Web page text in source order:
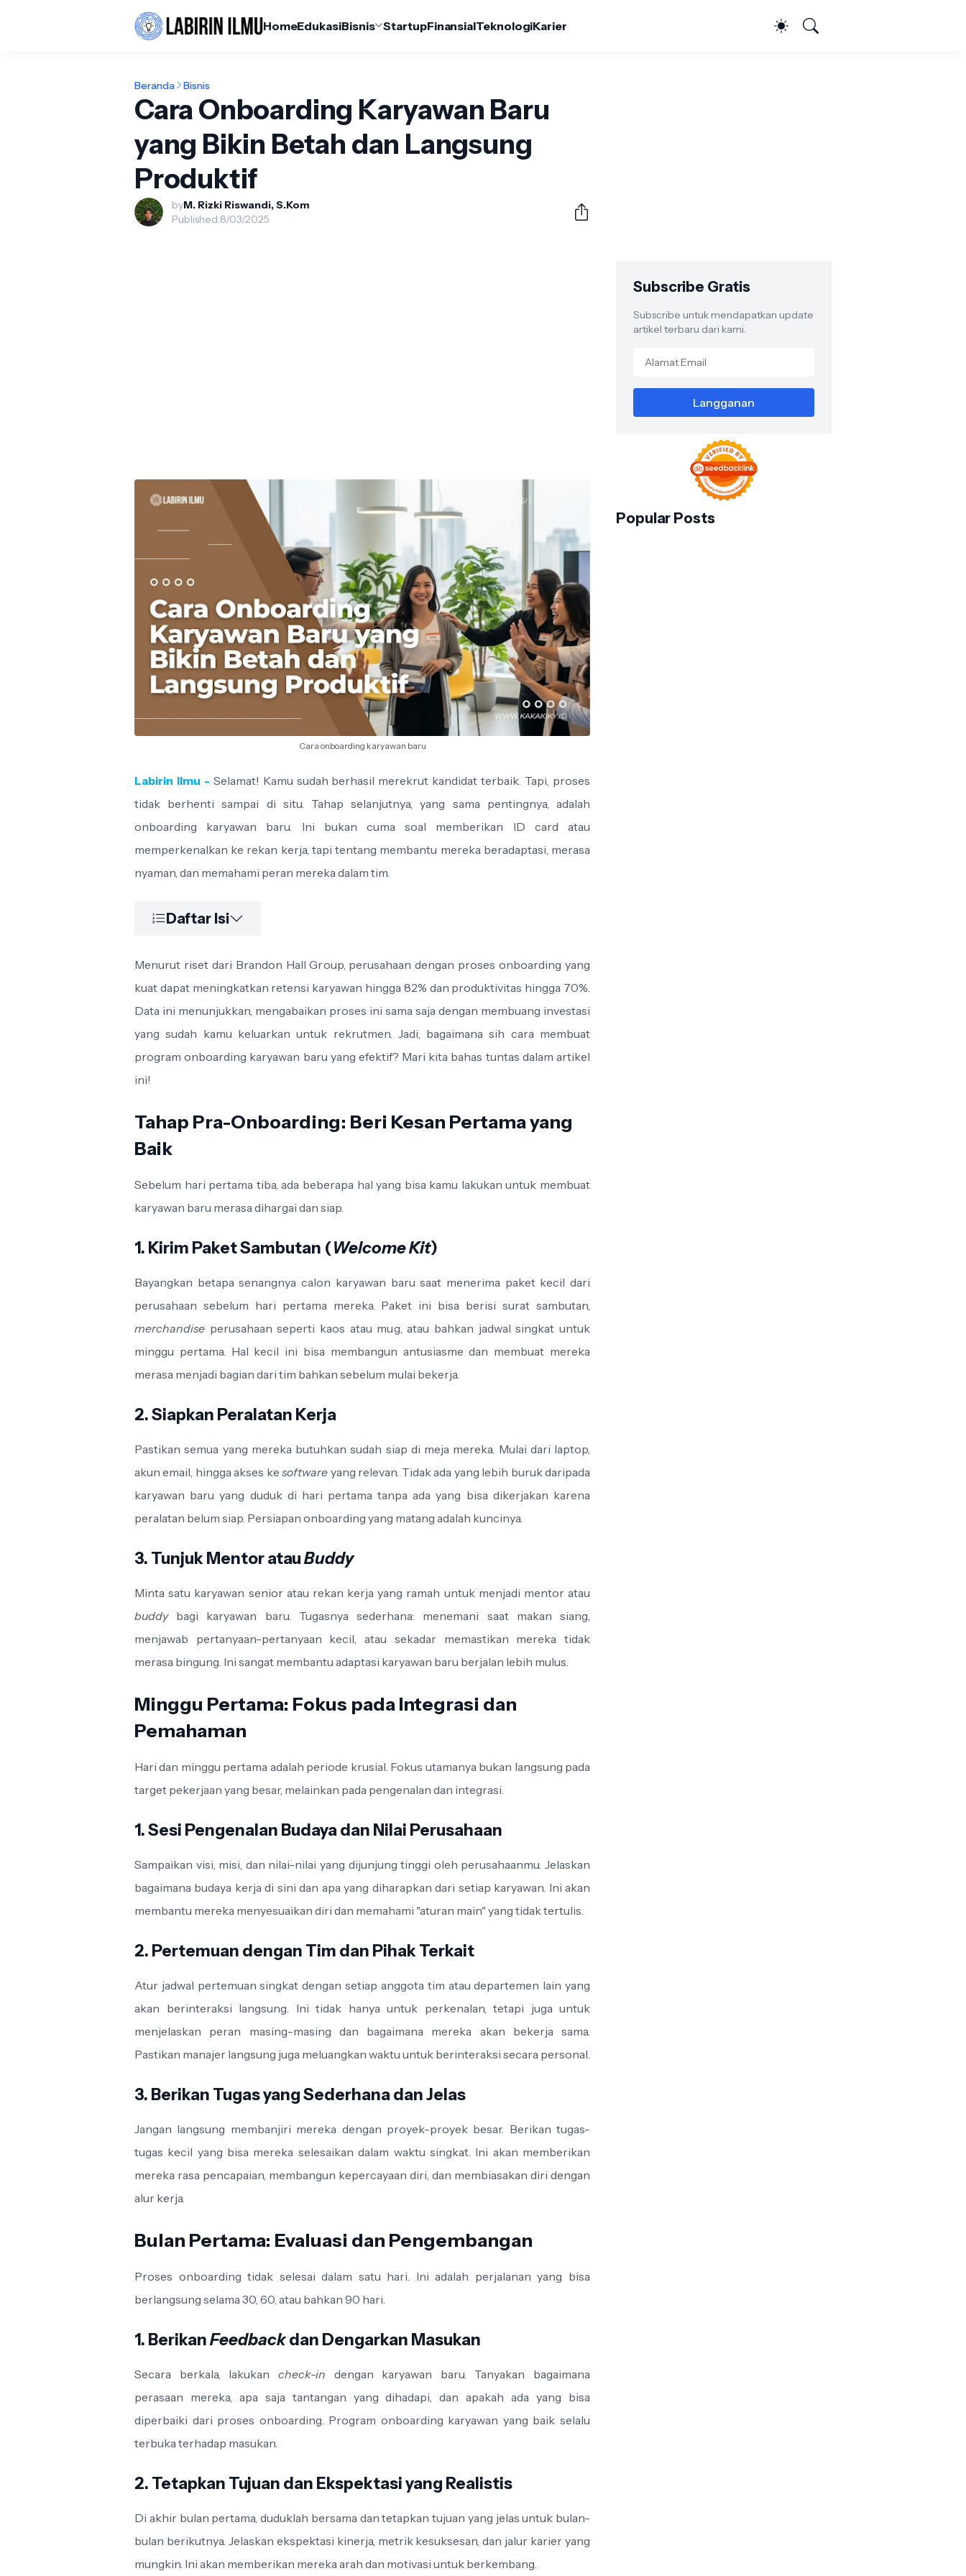
HomeEdukasiBisnis StartupFinansialTeknologiKarier
Beranda Bisnis
Cara Onboarding Karyawan Baru
yang Bikin Betah dan Langsung
Produktif
byM. Rizki Riswandi, S.Kom
Published:8/03/2025
Cara onboarding karyawan baru
Labirin Ilmu - Selamat! Kamu sudah berhasil merekrut kandidat terbaik. Tapi, proses
tidak berhenti sampai di situ. Tahap selanjutnya, yang sama pentingnya, adalah
onboarding karyawan baru. Ini bukan cuma soal memberikan ID card atau
memperkenalkan ke rekan kerja, tapi tentang membantu mereka beradaptasi, merasa
nyaman, dan memahami peran mereka dalam tim.
Daftar Isi
Menurut riset dari Brandon Hall Group, perusahaan dengan proses onboarding yang
kuat dapat meningkatkan retensi karyawan hingga 82% dan produktivitas hingga 70%.
Data ini menunjukkan, mengabaikan proses ini sama saja dengan membuang investasi
yang sudah kamu keluarkan untuk rekrutmen. Jadi, bagaimana sih cara membuat
program onboarding karyawan baru yang efektif? Mari kita bahas tuntas dalam artikel
ini!
Tahap Pra-Onboarding: Beri Kesan Pertama yang
Baik
Sebelum hari pertama tiba, ada beberapa hal yang bisa kamu lakukan untuk membuat
karyawan baru merasa dihargai dan siap.
1. Kirim Paket Sambutan (Welcome Kit)
Bayangkan betapa senangnya calon karyawan baru saat menerima paket kecil dari
perusahaan sebelum hari pertama mereka. Paket ini bisa berisi surat sambutan,
merchandise perusahaan seperti kaos atau mug, atau bahkan jadwal singkat untuk
minggu pertama. Hal kecil ini bisa membangun antusiasme dan membuat mereka
merasa menjadi bagian dari tim bahkan sebelum mulai bekerja.
2. Siapkan Peralatan Kerja
Pastikan semua yang mereka butuhkan sudah siap di meja mereka. Mulai dari laptop,
akun email, hingga akses kesoftware yang relevan. Tidak ada yang lebih buruk daripada
karyawan baru yang duduk di hari pertama tanpa ada yang bisa dikerjakan karena
peralatan belum siap. Persiapan onboarding yang matang adalah kuncinya.
3. Tunjuk Mentor atauBuddy
Minta satu karyawan senior atau rekan kerja yang ramah untuk menjadi mentor atau
buddybagi karyawan baru. Tugasnya sederhana: menemani saat makan siang,
menjawab pertanyaan-pertanyaan kecil, atau sekadar memastikan mereka tidak
merasa bingung. Ini sangat membantu adaptasi karyawan baru berjalan lebih mulus.
Minggu Pertama: Fokus pada Integrasi dan
Pemahaman
Hari dan minggu pertama adalah periode krusial. Fokus utamanya bukan langsung pada
target pekerjaan yang besar, melainkan pada pengenalan dan integrasi.
1. Sesi Pengenalan Budaya dan Nilai Perusahaan
Sampaikan visi, misi, dan nilai-nilai yang dijunjung tinggi oleh perusahaanmu. Jelaskan
bagaimana budaya kerja di sini dan apa yang diharapkan dari setiap karyawan. Ini akan
membantu mereka menyesuaikan diri dan memahami "aturan main" yang tidak tertulis.
2. Pertemuan dengan Tim dan Pihak Terkait
Atur jadwal pertemuan singkat dengan setiap anggota tim atau departemen lain yang
akan berinteraksi langsung. Ini tidak hanya untuk perkenalan, tetapi juga untuk
menjelaskan peran masing-masing dan bagaimana mereka akan bekerja sama.
Pastikan manajer langsung juga meluangkan waktu untuk berinteraksi secara personal.
3. Berikan Tugas yang Sederhana dan Jelas
Jangan langsung membanjiri mereka dengan proyek-proyek besar. Berikan tugas-
tugas kecil yang bisa mereka selesaikan dalam waktu singkat. Ini akan memberikan
mereka rasa pencapaian, membangun kepercayaan diri, dan membiasakan diri dengan
alur kerja.
Bulan Pertama: Evaluasi dan Pengembangan
Proses onboarding tidak selesai dalam satu hari. Ini adalah perjalanan yang bisa
berlangsung selama 30, 60, atau bahkan 90 hari.
1. BerikanFeedbackdan Dengarkan Masukan
Secara berkala, lakukan check-in dengan karyawan baru. Tanyakan bagaimana
perasaan mereka, apa saja tantangan yang dihadapi, dan apakah ada yang bisa
diperbaiki dari proses onboarding. Program onboarding karyawan yang baik selalu
terbuka terhadap masukan.
2. Tetapkan Tujuan dan Ekspektasi yang Realistis
Di akhir bulan pertama, duduklah bersama dan tetapkan tujuan yang jelas untuk bulan-
bulan berikutnya. Jelaskan ekspektasi kinerja, metrik kesuksesan, dan jalur karier yang
mungkin. Ini akan memberikan mereka arah dan motivasi untuk berkembang.
Subscribe Gratis
Subscribe untuk mendapatkan update
artikel terbaru dari kami.
Popular Posts